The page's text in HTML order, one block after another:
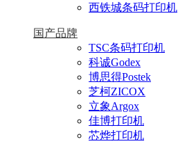
西铁城条码打印机
国产品牌
TSC条码打印机
科诚Godex
博思得Postek
芝柯ZICOX
立象Argox
佳博打印机
芯烨打印机